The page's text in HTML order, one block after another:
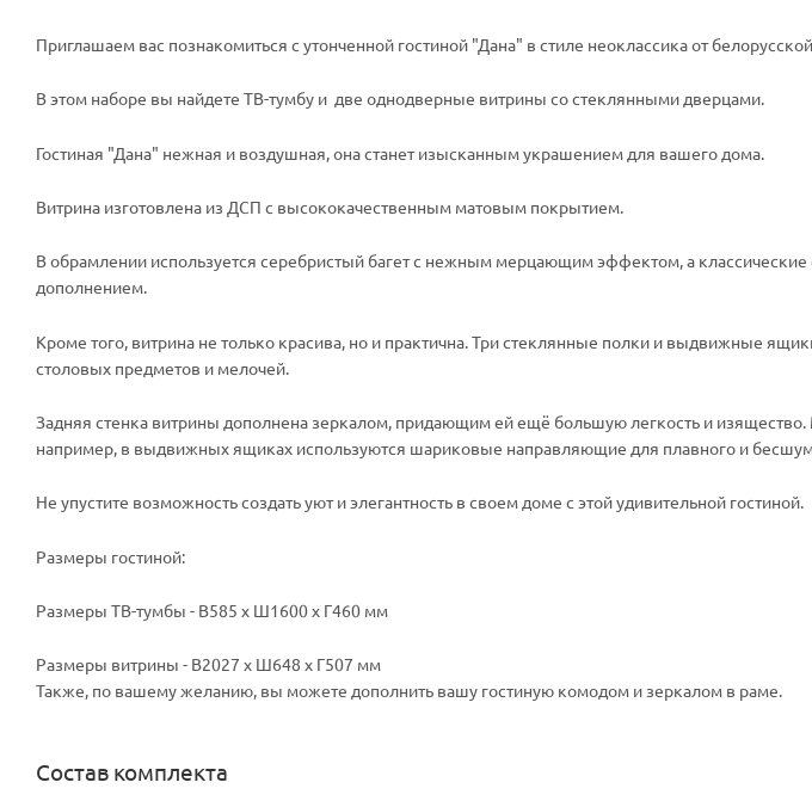
Приглашаем вас познакомиться с утонченной гостиной "Дана" в стиле неоклассика от
В этом наборе вы найдете ТВ-тумбу и две однодверные витрины со стеклянными дверцами.
Гостиная "Дана" нежная и воздушная, она станет изысканным украшением для вашего дома.
Витрина изготовлена из ДСП с высококачественным матовым покрытием.
В обрамлении используется серебристый багет с нежным мерцающим эффектом, а
дополнением.
Кроме того, витрина не только красива, но и практична. Три стеклянные полки и выдвижные
столовых предметов и мелочей.
Задняя стенка витрины дополнена зеркалом, придающим ей ещё большую легкость и
например, в выдвижных ящиках используются шариковые направляющие для плавного и
Не упустите возможность создать уют и элегантность в своем доме с этой удивительной гостиной.
Размеры гостиной:
Размеры ТВ-тумбы - В585 x Ш1600 x Г460 мм
Размеры витрины - В2027 x Ш648 x Г507 мм
Также, по вашему желанию, вы можете дополнить вашу гостиную комодом и зеркалом в раме.
Состав комплекта